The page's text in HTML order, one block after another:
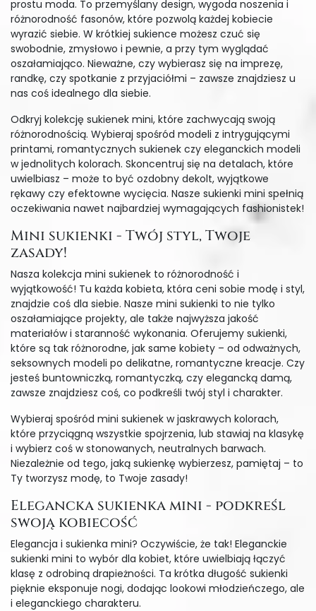
prostu moda. To przemyślany design, wygoda noszenia i
różnorodność fasonów, które pozwolą każdej kobiecie
wyrazić siebie. W krótkiej sukience możesz czuć się
swobodnie, zmysłowo i pewnie, a przy tym wyglądać
oszałamiająco. Nieważne, czy wybierasz się na imprezę,
randkę, czy spotkanie z przyjaciółmi – zawsze znajdziesz u
nas coś idealnego dla siebie.
Odkryj kolekcję sukienek mini, które zachwycają swoją
różnorodnością. Wybieraj spośród modeli z intrygującymi
printami, romantycznych sukienek czy eleganckich modeli
w jednolitych kolorach. Skoncentruj się na detalach, które
uwielbiasz – może to być ozdobny dekolt, wyjątkowe
rękawy czy efektowne wycięcia. Nasze sukienki mini spełnią
oczekiwania nawet najbardziej wymagających fashionistek!
Mini sukienki - Twój styl, Twoje
zasady!
Nasza kolekcja mini sukienek to różnorodność i
wyjątkowość! Tu każda kobieta, która ceni sobie modę i styl,
znajdzie coś dla siebie. Nasze mini sukienki to nie tylko
oszałamiające projekty, ale także najwyższa jakość
materiałów i staranność wykonania. Oferujemy sukienki,
które są tak różnorodne, jak same kobiety – od odważnych,
seksownych modeli po delikatne, romantyczne kreacje. Czy
jesteś buntowniczką, romantyczką, czy elegancką damą,
zawsze znajdziesz coś, co podkreśli twój styl i charakter.
Wybieraj spośród mini sukienek w jaskrawych kolorach,
które przyciągną wszystkie spojrzenia, lub stawiaj na klasykę
i wybierz coś w stonowanych, neutralnych barwach.
Niezależnie od tego, jaką sukienkę wybierzesz, pamiętaj – to
Ty tworzysz modę, to Twoje zasady!
Elegancka sukienka mini - podkreśl
swoją kobiecość
Elegancja i sukienka mini? Oczywiście, że tak! Eleganckie
sukienki mini to wybór dla kobiet, które uwielbiają łączyć
klasę z odrobiną drapieżności. Ta krótka długość sukienki
pięknie eksponuje nogi, dodając lookowi młodzieńczego, ale
i eleganckiego charakteru.